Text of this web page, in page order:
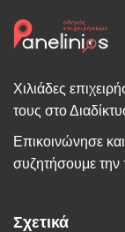
Χιλιάδες
τους στο
Επικοινώνησε
συζητήσουμε την
Σχετικά